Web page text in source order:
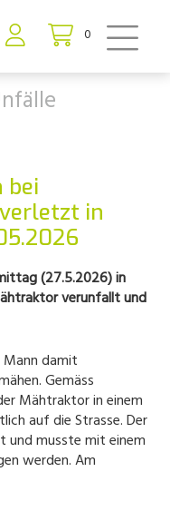
0
bei
in
(27.5.2026) in
verunfallt und
Mann damit
Gemäss
Mähtraktor in einem
auf die Strasse. Der
und musste mit einem
werden. Am